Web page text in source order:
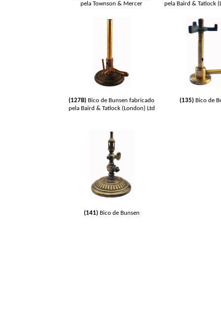
pela Townson & Mercer
pela Baird & Tatlock
(127B) Bico de Bunsen fabricado
pela Baird & Tatlock (London) Ltd
(135)Bico de
(141)Bico de Bunsen